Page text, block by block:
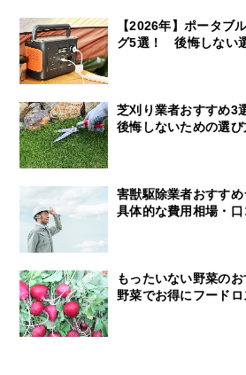
【2026年】ポータブ
グ5選！ 後悔しない
芝刈り業者おすすめ
後悔しないための選
害獣駆除業者おすす
具体的な費用相場・
もったいない野菜の
野菜でお得にフードロ